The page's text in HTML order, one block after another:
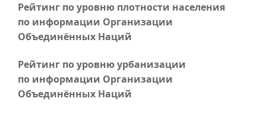
Рейтинг по уровню плотности населения
по информации Организации
Объединённых Наций
Рейтинг по уровню урбанизации
по информации Организации
Объединённых Наций